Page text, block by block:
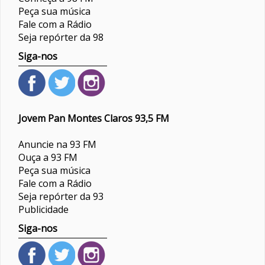
Peça sua música
Fale com a Rádio
Seja repórter da 98
Siga-nos
Jovem Pan Montes Claros 93,5 FM
Anuncie na 93 FM
Ouça a 93 FM
Peça sua música
Fale com a Rádio
Seja repórter da 93
Publicidade
Siga-nos